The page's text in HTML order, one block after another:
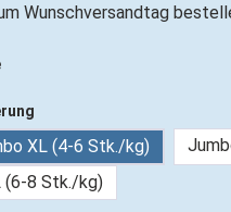
Wunschversandtag
XL (4-6 Stk./kg)
(6-8 Stk./kg)